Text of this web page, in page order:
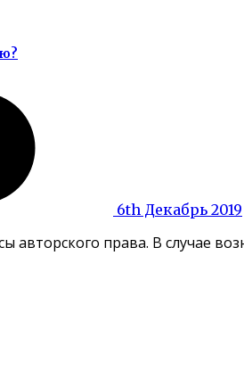
6th Декабрь 2019
авторского права. В случае